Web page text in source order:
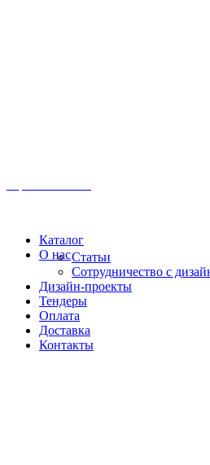
Каталог
О насСтатьи
Сотрудничество с
Дизайн-проекты
Тендеры
Оплата
Доставка
Контакты